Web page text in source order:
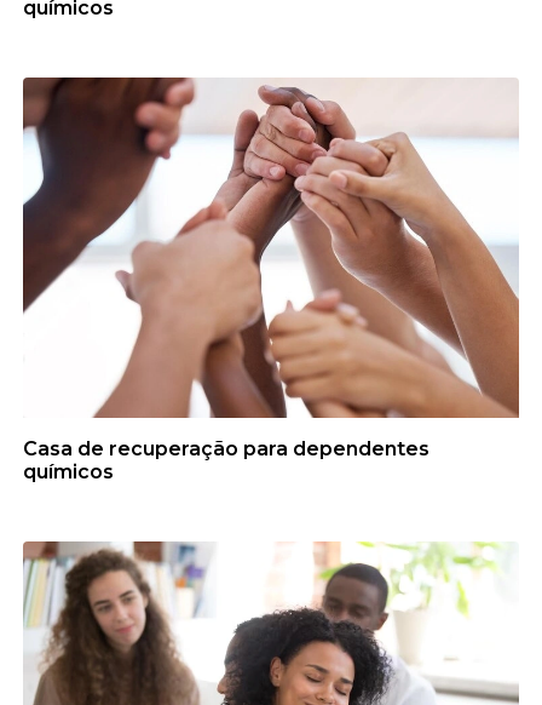
químicos
Casa de recuperação para dependentes
químicos